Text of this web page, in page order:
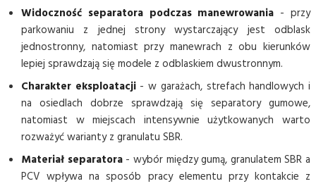
Widoczność separatora podczas manewrowania - przy
parkowaniu z jednej strony wystarczający jest odblask
jednostronny, natomiast przy manewrach z obu kierunków
lepiej sprawdzają się modele z odblaskiem dwustronnym.
Charakter eksploatacji- w garażach, strefach handlowych i
na osiedlach dobrze sprawdzają się separatory gumowe,
natomiast w miejscach intensywnie użytkowanych warto
rozważyć warianty z granulatu SBR.
Materiał separatora- wybór między gumą, granulatem SBR a
PCV wpływa na sposób pracy elementu przy kontakcie z